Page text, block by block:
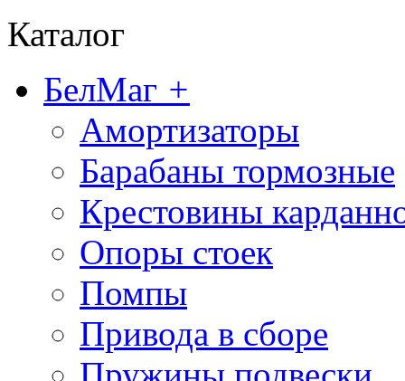
Каталог
БелМаг +
Амортизаторы
Барабаны тормозные
Крестовины
Опоры стоек
Помпы
Привода в сборе